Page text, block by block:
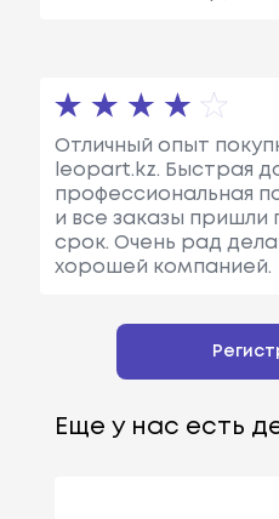
Отличный опыт
leopart.kz. Быстрая
профессиональная
и все заказы пришли
срок. Очень рад
хорошей компанией.
Еще у нас есть